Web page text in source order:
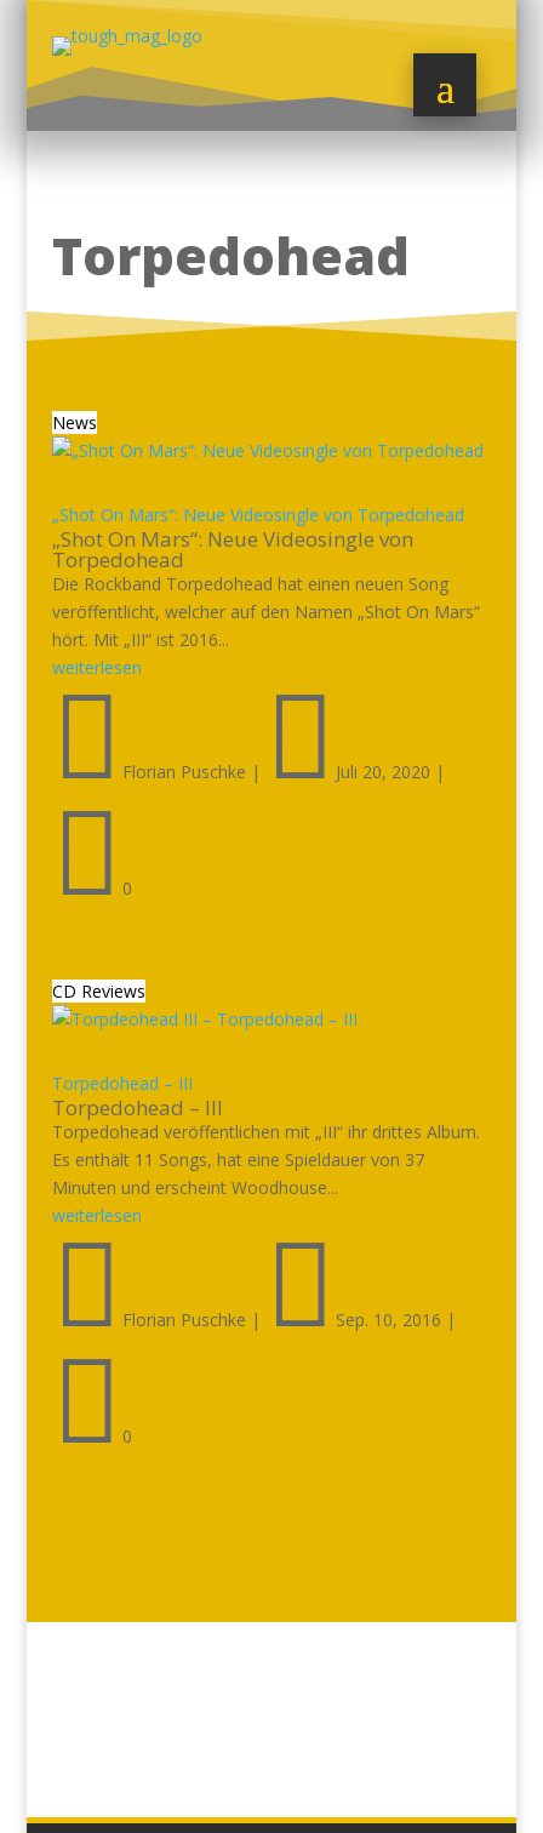
Torpedohead
News
„Shot On Mars“: Neue Videosingle von Torpedohead
„Shot On Mars“: Neue Videosingle von
Torpedohead
Die Rockband Torpedohead hat einen neuen Song
veröffentlicht, welcher auf den Namen „Shot On Mars“
hört. Mit „III“ ist 2016...
weiterlesen
 Florian Puschke |  Juli 20, 2020 |
 0
CD Reviews
Torpedohead – III
Torpedohead – III
Torpedohead veröffentlichen mit „III“ ihr drittes Album.
Es enthält 11 Songs, hat eine Spieldauer von 37
Minuten und erscheint Woodhouse...
weiterlesen
 Florian Puschke |  Sep. 10, 2016 |
 0